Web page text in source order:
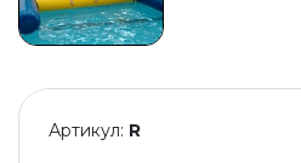
Артикул: R